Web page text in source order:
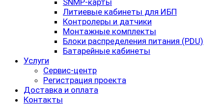
SNMP-карты
Литиевые кабинеты для ИБП
Контролеры и датчики
Монтажные комплекты
Блоки распределения питания (PDU)
Батарейные кабинеты
Услуги
Сервис-центр
Регистрация проекта
Доставка и оплата
Контакты